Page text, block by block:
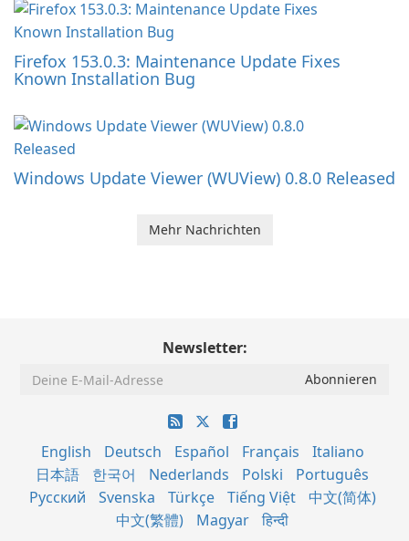
Firefox 153.0.3: Maintenance Update Fixes
Known Installation Bug
Windows Update Viewer (WUView) 0.8.0 Released
Mehr Nachrichten
Newsletter:
English Deutsch Español Français
Italiano
日本語
한국어 Nederlands Polski
Português
Русский
Svenska Türkçe Tiếng Việt
中文(简体)
中文(繁體)
Magyar हिन्दी